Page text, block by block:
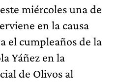
miércoles una de
en la causa
el cumpleaños de la
Yáñez en la
de Olivos al